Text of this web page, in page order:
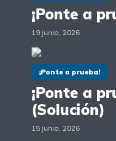
¡Ponte a
19 junio, 2026
¡Ponte a prueba!
¡Ponte a
(Solución)
15 junio, 2026